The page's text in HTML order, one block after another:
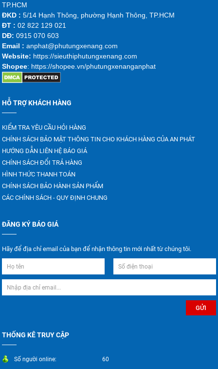
TP.HCM
ĐKD :5/14 Hạnh Thông, phường Hạnh Thông, TP.HCM
ĐT : 02 822 129 021
DĐ:0915 070 603
Email :anphat@phutungxenang.com
Website: https://sieuthiphutungxenang.com
Shopee: https://shopee.vn/phutungxenanganphat
HỖ TRỢ KHÁCH HÀNG
KIỂM TRA YÊU CẦU HỎI HÀNG
CHÍNH SÁCH BẢO MẬT THÔNG TIN CHO KHÁCH HÀNG CỦA AN PHÁT
HƯỚNG DẪN LIÊN HỆ BÁO GIÁ
CHÍNH SÁCH ĐỔI TRẢ HÀNG
HÌNH THỨC THANH TOÁN
CHÍNH SÁCH BẢO HÀNH SẢN PHẨM
CÁC CHÍNH SÁCH - QUY ĐỊNH CHUNG
ĐĂNG KÝ BÁO GIÁ
Hãy để địa chỉ email của bạn để nhận thông tin mới nhất từ chúng tôi.
THỐNG KÊ TRUY CẬP
Số người online: 60